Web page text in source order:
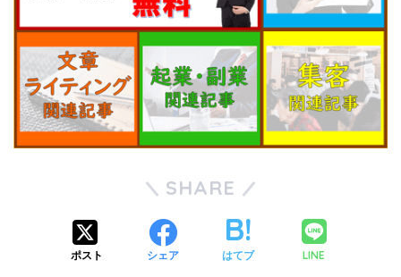
SHARE
ポスト シェア はてブ LINE